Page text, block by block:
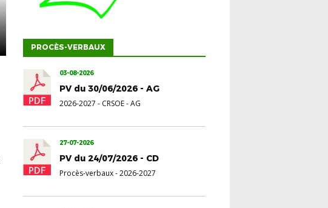
PROCÈS-VERBAUX
03-08-2026
PV du 30/06/2026 - AG
2026-2027 - CRSOE - AG
27-07-2026
PV du 24/07/2026 - CD
Procès-verbaux-2026-2027